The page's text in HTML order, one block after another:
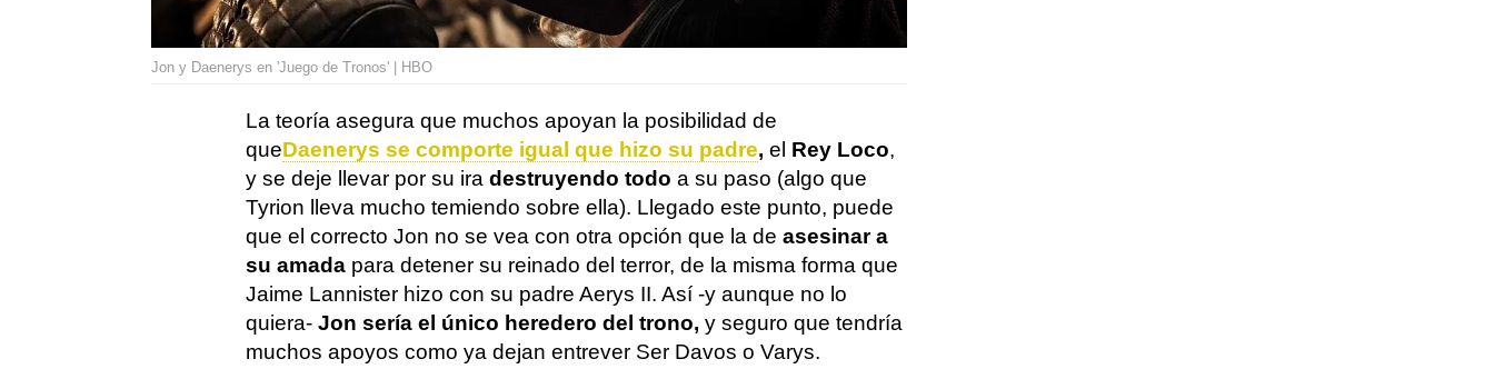
Jon y Daenerys en 'Juego de Tronos' | HBO
La teoría asegura que muchos apoyan la posibilidad de
queDaenerys se comporte igual que hizo su padre, el Rey Loco,
y se deje llevar por su ira destruyendo todo a su paso (algo que
Tyrion lleva mucho temiendo sobre ella). Llegado este punto, puede
que el correcto Jon no se vea con otra opción que la de asesinar a
su amada para detener su reinado del terror, de la misma forma que
Jaime Lannister hizo con su padre Aerys II. Así -y aunque no lo
quiera- Jon sería el único heredero del trono, y seguro que tendría
muchos apoyos como ya dejan entrever Ser Davos o Varys.